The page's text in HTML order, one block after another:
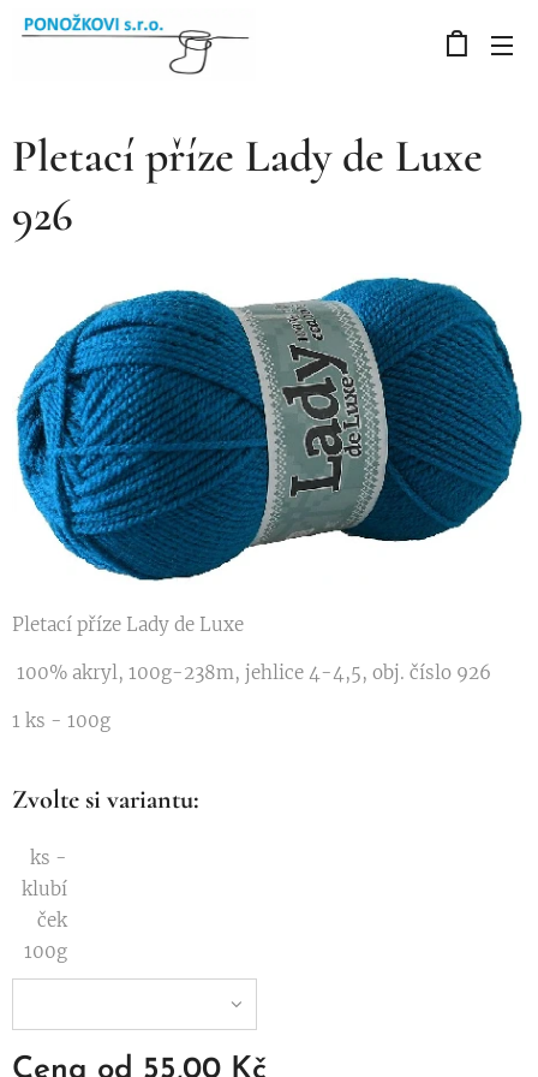
Pletací příze Lady de Luxe
926
Pletací příze Lady de Luxe
100% akryl, 100g-238m, jehlice 4-4,5, obj. číslo 926
1 ks - 100g
Zvolte si variantu:
ks -
klubí
ček
100g
Cena od 55,00 Kč